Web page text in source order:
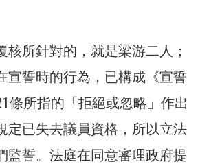
核所針對的，就是梁游二人；
宣誓時的行為，已構成《宣誓
條所指的「拒絕或忽略」作出
定已失去議員資格，所以立法
監誓。法庭在同意審理政府提